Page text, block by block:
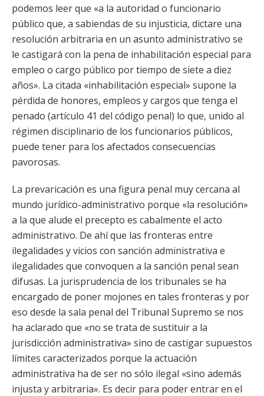
podemos leer que «a la autoridad o funcionario
público que, a sabiendas de su injusticia, dictare una
resolución arbitraria en un asunto administrativo se
le castigará con la pena de inhabilitación especial para
empleo o cargo público por tiempo de siete a diez
años». La citada «inhabilitación especial» supone la
pérdida de honores, empleos y cargos que tenga el
penado (artículo 41 del código penal) lo que, unido al
régimen disciplinario de los funcionarios públicos,
puede tener para los afectados consecuencias
pavorosas.
La prevaricación es una figura penal muy cercana al
mundo jurídico-administrativo porque «la resolución»
a la que alude el precepto es cabalmente el acto
administrativo. De ahí que las fronteras entre
ilegalidades y vicios con sanción administrativa e
ilegalidades que convoquen a la sanción penal sean
difusas. La jurisprudencia de los tribunales se ha
encargado de poner mojones en tales fronteras y por
eso desde la sala penal del Tribunal Supremo se nos
ha aclarado que «no se trata de sustituir a la
jurisdicción administrativa» sino de castigar supuestos
límites caracterizados porque la actuación
administrativa ha de ser no sólo ilegal «sino además
injusta y arbitraria». Es decir para poder entrar en el